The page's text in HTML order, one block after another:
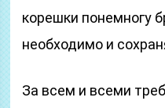
корешки понемногу
необходимо и
За всем и всеми